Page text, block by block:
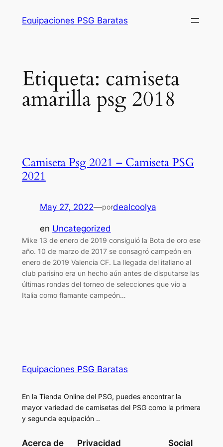
Equipaciones PSG Baratas
Etiqueta: camiseta
amarilla psg 2018
Camiseta Psg 2021 – Camiseta PSG
2021
May 27, 2022—pordealcoolya
en Uncategorized
Mike 13 de enero de 2019 consiguió la Bota de oro ese
año. 10 de marzo de 2017 se consagró campeón en
enero de 2019 Valencia CF. La llegada del italiano al
club parisino era un hecho aún antes de disputarse las
últimas rondas del torneo de selecciones que vio a
Italia como flamante campeón…
Equipaciones PSG Baratas
En la Tienda Online del PSG, puedes encontrar la
mayor variedad de camisetas del PSG como la primera
y segunda equipación ..
Acerca de Privacidad Social